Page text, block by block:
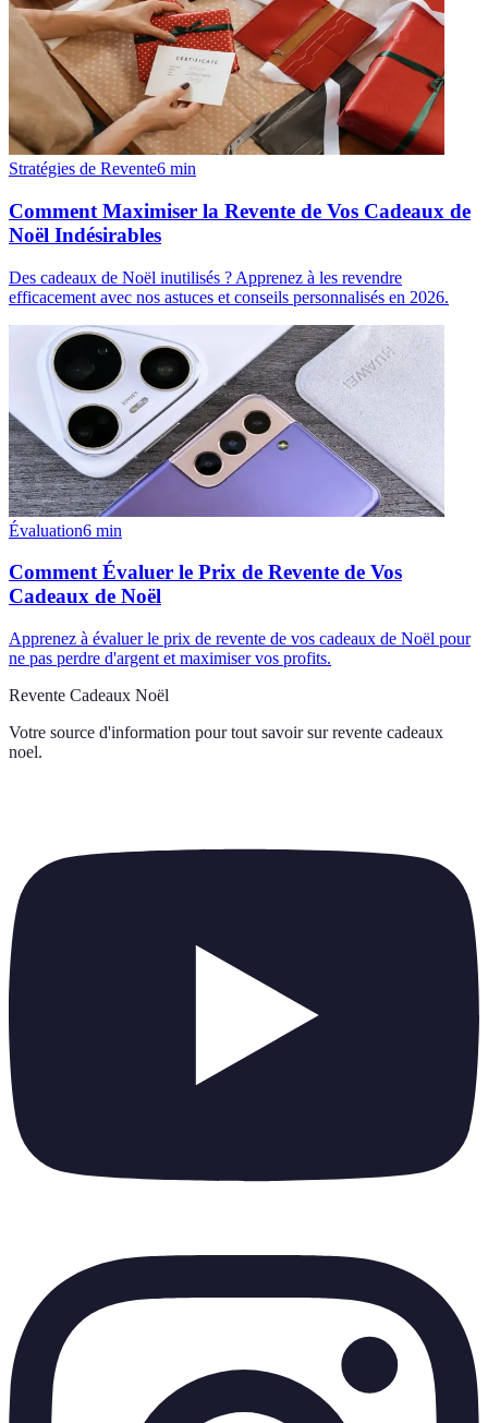
Stratégies de Revente6 min
Comment Maximiser la Revente de Vos Cadeaux de
Noël Indésirables
Des cadeaux de Noël inutilisés ? Apprenez à les revendre
efficacement avec nos astuces et conseils personnalisés en 2026.
Évaluation6 min
Comment Évaluer le Prix de Revente de Vos
Cadeaux de Noël
Apprenez à évaluer le prix de revente de vos cadeaux de Noël pour
ne pas perdre d'argent et maximiser vos profits.
Revente Cadeaux Noël
Votre source d'information pour tout savoir sur revente cadeaux
noel.